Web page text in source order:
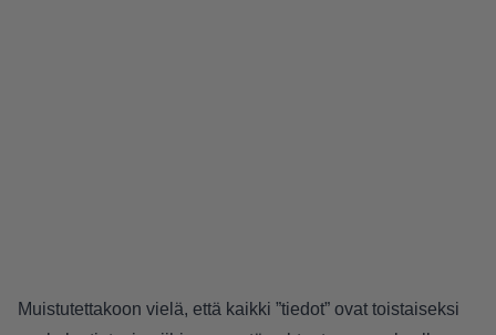
Muistutettakoon vielä, että kaikki ”tiedot” ovat toistaiseksi